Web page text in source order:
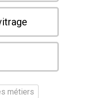
métiers